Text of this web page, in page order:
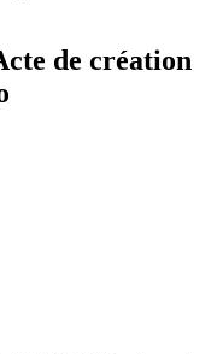
de création